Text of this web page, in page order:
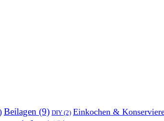
Beilagen (9) DIY (2) Einkochen &